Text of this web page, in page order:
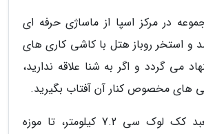
در مرکز اسپا از ماساژی حرفه ای
و استخر روباز هتل با کاشی کاری های
می گردد و اگر به شنا علاقه ندارید،
های مخصوص کنار آن آفتاب بگیرید.
از این هتل تا معبد کک لوک سی 7.2 کیلومتر، تا موزه